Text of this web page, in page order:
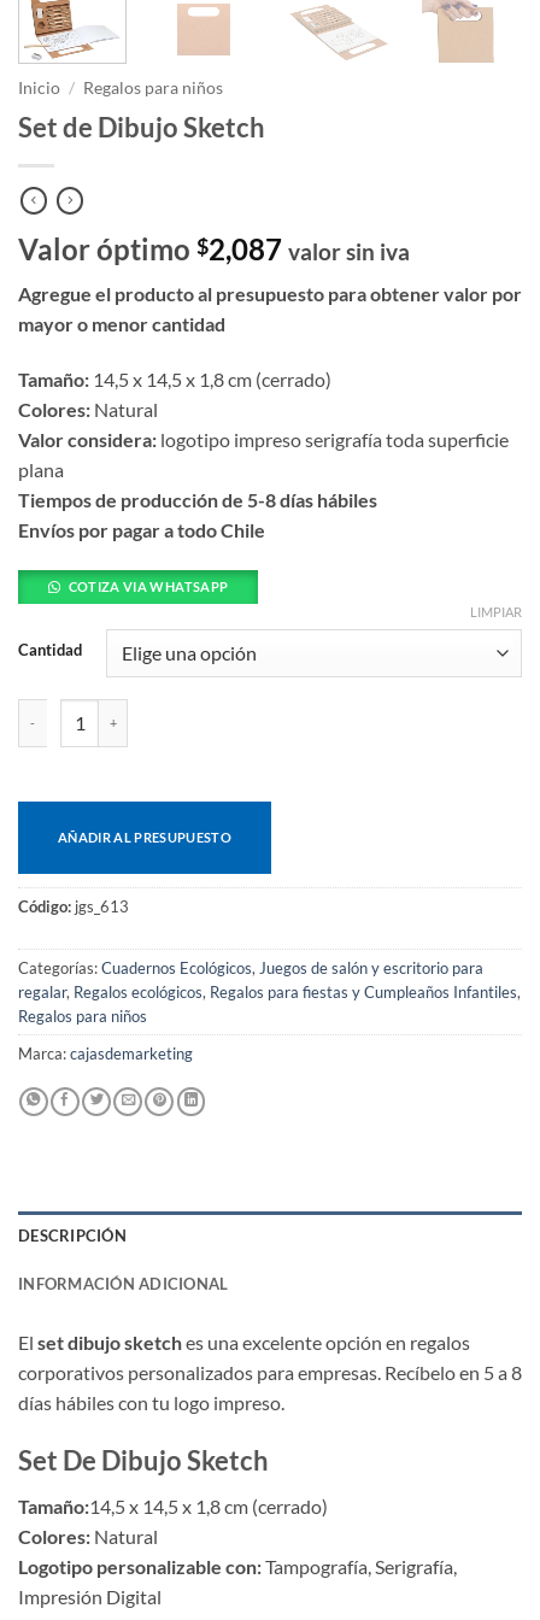
Inicio / Regalos para niños
Set de Dibujo Sketch
Valor óptimo $2,087 valor sin iva
Agregue el producto al presupuesto para obtener valor por
mayor o menor cantidad
Tamaño: 14,5 x 14,5 x 1,8 cm (cerrado)
Colores: Natural
Valor considera: logotipo impreso serigrafía toda superficie
plana
Tiempos de producción de 5-8 días hábiles
Envíos por pagar a todo Chile
COTIZA VIA WHATSAPP
Cantidad
LIMPIAR
AÑADIR AL PRESUPUESTO
Código: jgs_613
Categorías:Cuadernos Ecológicos, Juegos de salón y escritorio para
regalar, Regalos ecológicos, Regalos para fiestas y Cumpleaños Infantiles,
Regalos para niños
Marca:cajasdemarketing
DESCRIPCIÓN
INFORMACIÓN ADICIONAL
El set dibujo sketches una excelente opción en regalos
corporativos personalizados para empresas. Recíbelo en 5 a 8
días hábiles con tu logo impreso.
Set De Dibujo Sketch
Tamaño:14,5 x 14,5 x 1,8 cm (cerrado)
Colores: Natural
Logotipo personalizable con:Tampografía, Serigrafía,
Impresión Digital